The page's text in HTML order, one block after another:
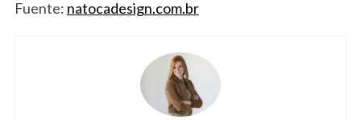
Fuente: natocadesign.com.br